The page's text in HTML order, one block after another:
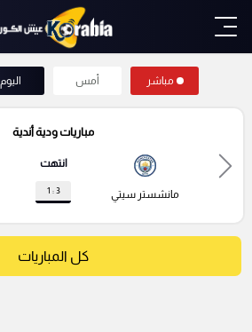
مباشر أمس اليوم
مباريات ودية أندية
مانشستر سيتي
انتهت
3 : 1
كل المباريات